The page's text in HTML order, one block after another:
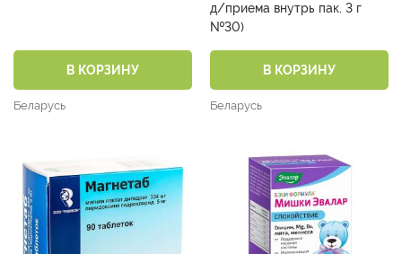
В КОРЗИНУ
Беларусь
д/приема внутрь пак. 3 г
№30)
В КОРЗИНУ
Беларусь